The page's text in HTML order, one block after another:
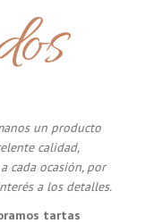
un producto
calidad,
cada ocasión, por
a los detalles.
tartas